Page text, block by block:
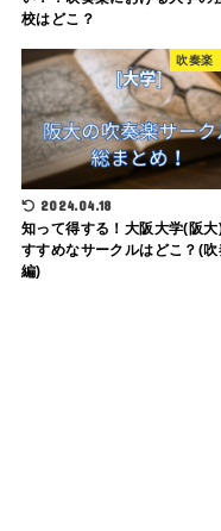
校はどこ？
吹奏楽
2024.04.18
知って得する！大阪大学(阪大
すすめなサークルはどこ？(吹
編)